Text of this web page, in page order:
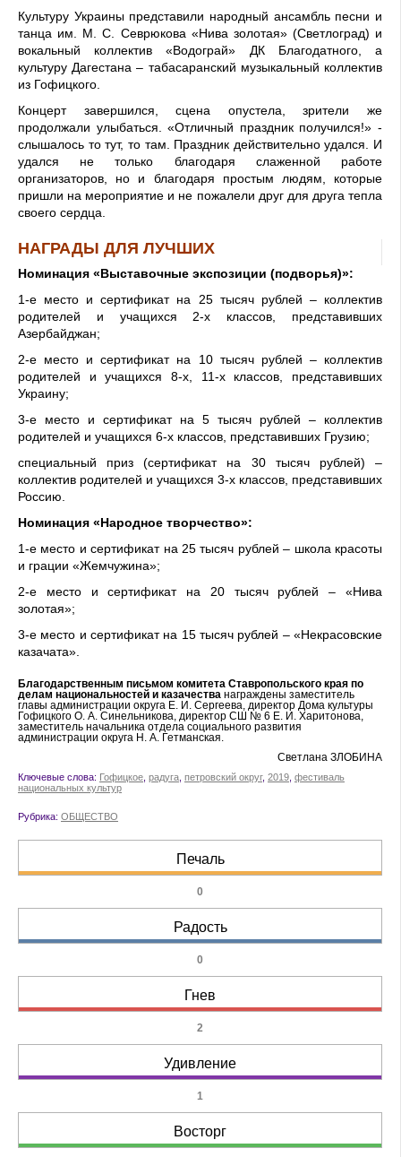
Культуру Украины представили народный ансамбль песни и
танца им. М. С. Севрюкова «Нива золотая» (Светлоград) и
вокальный коллектив «Водограй» ДК Благодатного, а
культуру Дагестана – табасаранский музыкальный коллектив
из Гофицкого.
Концерт завершился, сцена опустела, зрители же
продолжали улыбаться. «Отличный праздник получился!» -
слышалось то тут, то там. Праздник действительно удался. И
удался не только благодаря слаженной работе
организаторов, но и благодаря простым людям, которые
пришли на мероприятие и не пожалели друг для друга тепла
своего сердца.
НАГРАДЫ ДЛЯ ЛУЧШИХ
Номинация «Выставочные экспозиции (подворья)»:
1-е место и сертификат на 25 тысяч рублей – коллектив
родителей и учащихся 2-х классов, представивших
Азербайджан;
2-е место и сертификат на 10 тысяч рублей – коллектив
родителей и учащихся 8-х, 11-х классов, представивших
Украину;
3-е место и сертификат на 5 тысяч рублей – коллектив
родителей и учащихся 6-х классов, представивших Грузию;
специальный приз (сертификат на 30 тысяч рублей) –
коллектив родителей и учащихся 3-х классов, представивших
Россию.
Номинация «Народное творчество»:
1-е место и сертификат на 25 тысяч рублей – школа красоты
и грации «Жемчужина»;
2-е место и сертификат на 20 тысяч рублей – «Нива
золотая»;
3-е место и сертификат на 15 тысяч рублей – «Некрасовские
казачата».
Благодарственным письмом комитета Ставропольского края по
делам национальностей и казачества награждены заместитель
главы администрации округа Е. И. Сергеева, директор Дома культуры
Гофицкого О. А. Синельникова, директор СШ № 6 Е. И. Харитонова,
заместитель начальника отдела социального развития
администрации округа Н. А. Гетманская.
Светлана ЗЛОБИНА
Ключевые слова: Гофицкое радуга петровский округ, 2019 фестиваль
национальных культур
Рубрика: ОБЩЕСТВО
Печаль
0
Радость
0
Гнев
2
Удивление
1
Восторг